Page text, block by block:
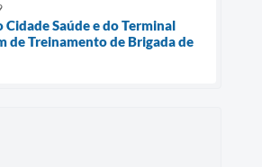
Saúde e do Terminal
de Treinamento de Brigada de